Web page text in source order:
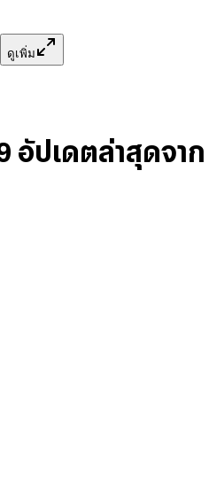
ดูเพิ่ม
อัปเดตล่าสุดจาก